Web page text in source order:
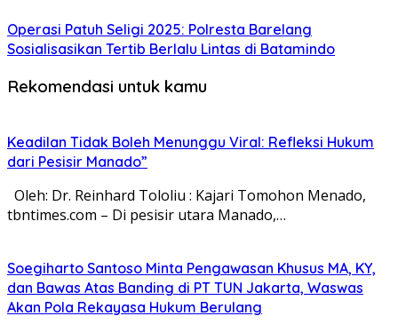
Operasi Patuh Seligi 2025: Polresta Barelang
Sosialisasikan Tertib Berlalu Lintas di Batamindo
Rekomendasi untuk kamu
Keadilan Tidak Boleh Menunggu Viral: Refleksi Hukum
dari Pesisir Manado”
Oleh: Dr. Reinhard Tololiu : Kajari Tomohon Menado,
tbntimes.com – Di pesisir utara Manado,…
Soegiharto Santoso Minta Pengawasan Khusus MA, KY,
dan Bawas Atas Banding di PT TUN Jakarta, Waswas
Akan Pola Rekayasa Hukum Berulang